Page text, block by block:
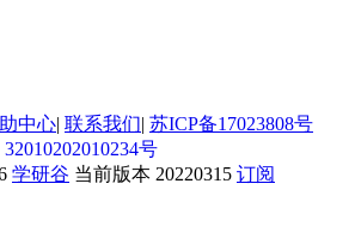
中心| 联系我们| 苏ICP备17023808号
号
学研谷 当前版本 20220315 订阅